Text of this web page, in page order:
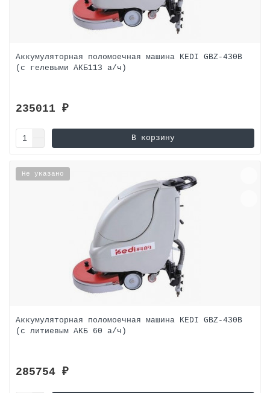
Аккумуляторная поломоечная машина KEDI GBZ-430B
(с гелевыми АКБ113 а/ч)
235011 ₽
В корзину
Не указано
Аккумуляторная поломоечная машина KEDI GBZ-430B
(с литиевым АКБ 60 а/ч)
285754 ₽